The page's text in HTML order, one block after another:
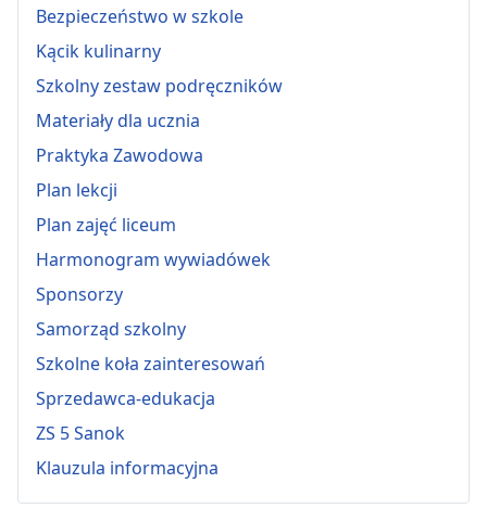
Bezpieczeństwo w szkole
Kącik kulinarny
Szkolny zestaw podręczników
Materiały dla ucznia
Praktyka Zawodowa
Plan lekcji
Plan zajęć liceum
Harmonogram wywiadówek
Sponsorzy
Samorząd szkolny
Szkolne koła zainteresowań
Sprzedawca-edukacja
ZS 5 Sanok
Klauzula informacyjna